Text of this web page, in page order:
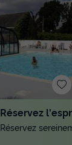
Réservez
Réservez